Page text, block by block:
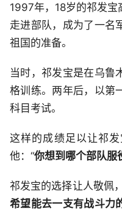
1997年，18岁的祁发宝
走进部队，成为了一名
祖国的准备。
当时，祁发宝是在乌鲁
格训练。两年后，以第
科目考试。
这样的成绩足以让祁
他：“你想到哪个部队服
祁发宝的选择让人敬佩
希望能去一支有战斗力